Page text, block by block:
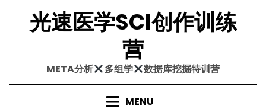
content光速医学SCI创作训练
营
META分析 多组学 数据库挖掘特训营
MENU